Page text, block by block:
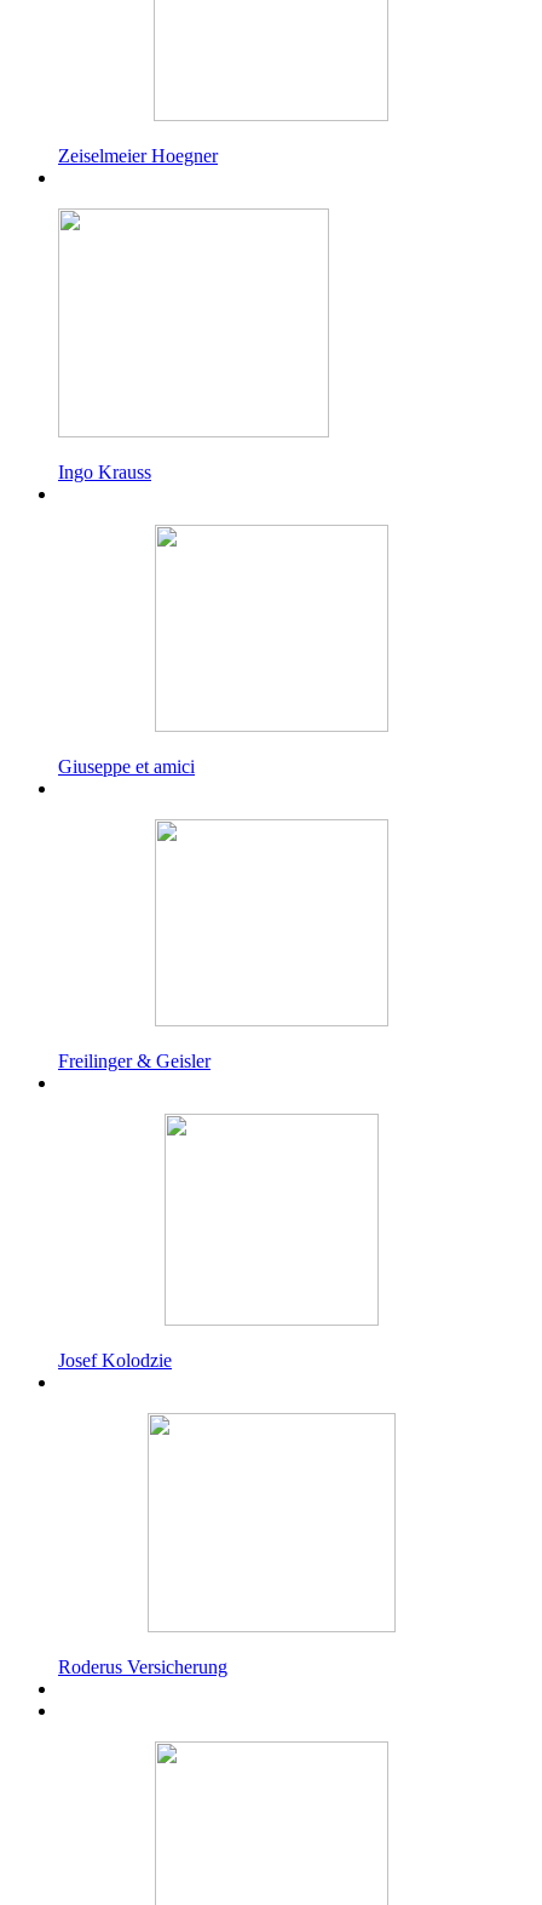
Zeiselmeier Hoegner
Ingo Krauss
Giuseppe et amici
Freilinger & Geisler
Josef Kolodzie
Roderus Versicherung